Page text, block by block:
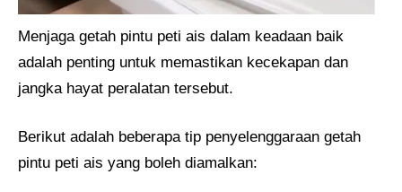
Menjaga getah pintu peti ais dalam keadaan baik
adalah penting untuk memastikan kecekapan dan
jangka hayat peralatan tersebut.
Berikut adalah beberapa tip penyelenggaraan getah
pintu peti ais yang boleh diamalkan: